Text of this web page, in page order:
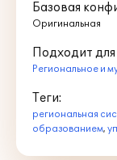
Базовая
Оригинальная
Подходит для
Региональное и
Теги:
региональная
образованием,